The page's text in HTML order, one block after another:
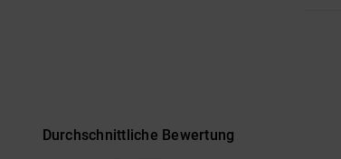
Durchschnittliche Bewertung